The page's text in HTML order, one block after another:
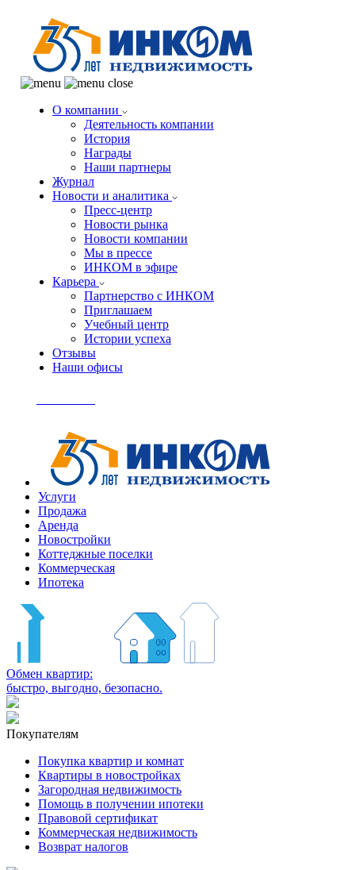
О компании
Деятельность компании
История
Награды
Наши партнеры
Журнал
Новости и аналитика
Пресс-центр
Новости рынка
Новости компании
Мы в прессе
ИНКОМ в эфире
Карьера
Партнерство с ИНКОМ
Приглашаем
Учебный центр
Истории успеха
Отзывы
Наши офисы
Услуги
Продажа
Аренда
Новостройки
Коттеджные поселки
Коммерческая
Ипотека
Обмен квартир:
быстро, выгодно, безопасно.
Покупателям
Покупка квартир и комнат
Квартиры в новостройках
Загородная недвижимость
Помощь в получении ипотеки
Правовой сертификат
Коммерческая недвижимость
Возврат налогов